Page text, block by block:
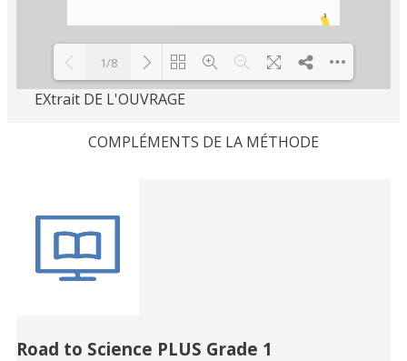
1/8
EXtrait DE L'OUVRAGE
COMPLÉMENTS DE LA MÉTHODE
Books
Road to Science PLUS Grade 1